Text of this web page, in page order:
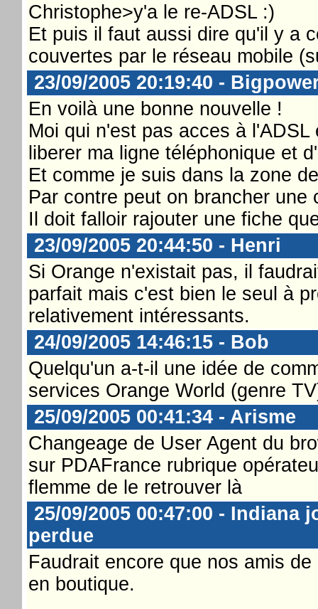
Christophe>y'a le re-ADSL :)
Et puis il faut aussi dire qu'il y a
couvertes par le réseau mobile
23/09/2005 20:19:40 -
En voilà une bonne nouvelle !
Moi qui n'est pas acces à
liberer ma ligne téléphonique et
Et comme je suis dans la zone
Par contre peut on brancher
Il doit falloir rajouter une fiche
23/09/2005 20:44:50 - Henri
Si Orange n'existait pas, il
parfait mais c'est bien le seul à
relativement intéressants.
24/09/2005 14:46:15 - Bob
Quelqu'un a-t-il une idée de
services Orange World (genre
25/09/2005 00:41:34 - Arisme
Changeage de User Agent du
sur PDAFrance rubrique
flemme de le retrouver là
25/09/2005 00:47:00 - Indiana
perdue
Faudrait encore que nos amis
en boutique.